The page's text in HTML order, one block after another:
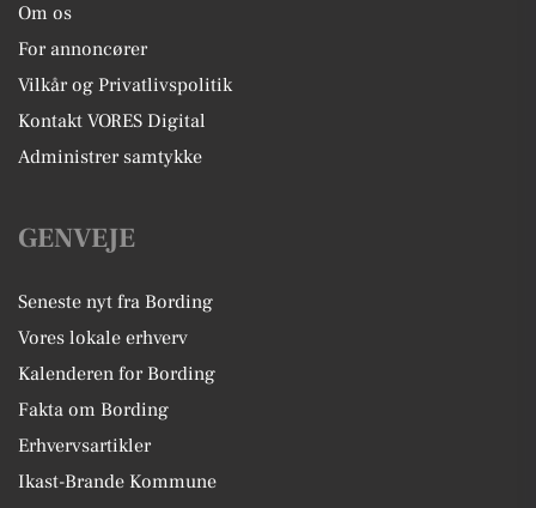
Om os
For annoncører
Vilkår og Privatlivspolitik
Kontakt VORES Digital
Administrer samtykke
GENVEJE
Seneste nyt fra Bording
Vores lokale erhverv
Kalenderen for Bording
Fakta om Bording
Erhvervsartikler
Ikast-Brande Kommune